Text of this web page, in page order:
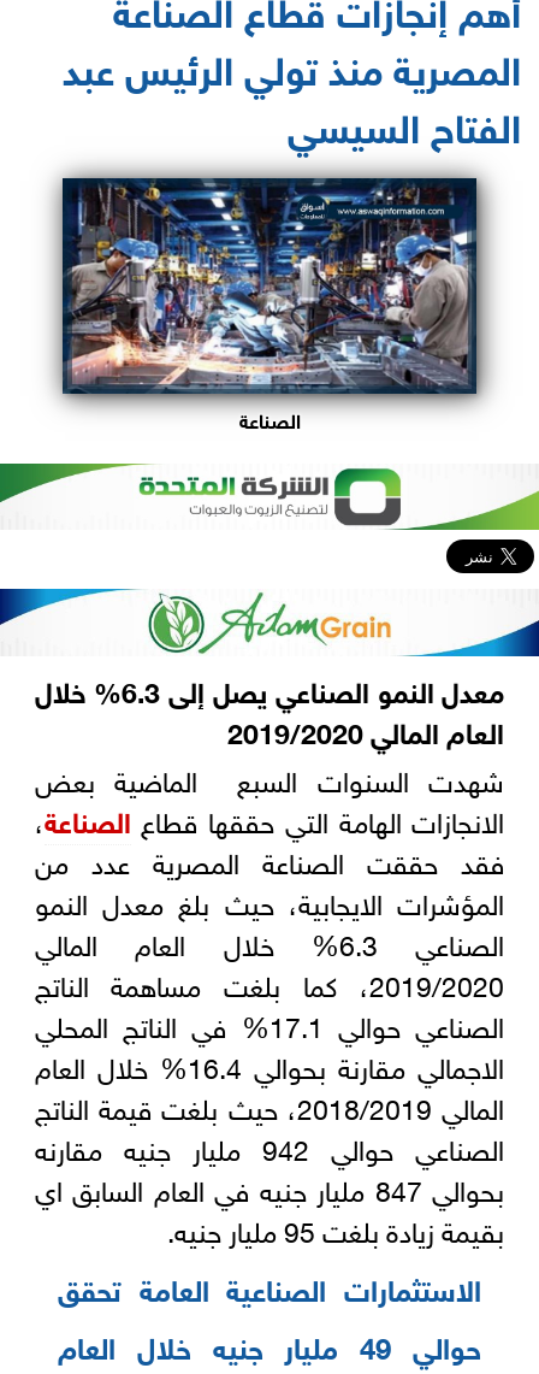
المصرية منذ تولي الرئيس عبد
الفتاح السيسي
الصناعة
معدل النمو الصناعي يصل إلى 6.3% خلال
العام المالي 2019/2020
شهدت السنوات السبع الماضية بعض
الانجازات الهامة التي حققها قطاع الصناعة،
فقد حققت الصناعة المصرية عدد من
المؤشرات الايجابية، حيث بلغ معدل النمو
الصناعي 6.3% خلال العام المالي
2019/2020، كما بلغت مساهمة الناتج
الصناعي حوالي 17.1% في الناتج المحلي
الاجمالي مقارنة بحوالي 16.4% خلال العام
المالي 2018/2019، حيث بلغت قيمة الناتج
الصناعي حوالي 942 مليار جنيه مقارنه
بحوالي 847 مليار جنيه في العام السابق اي
بقيمة زيادة بلغت 95 مليار جنيه.
الاستثمارات الصناعية العامة تحقق
حوالي 49 مليار جنيه خلال العام